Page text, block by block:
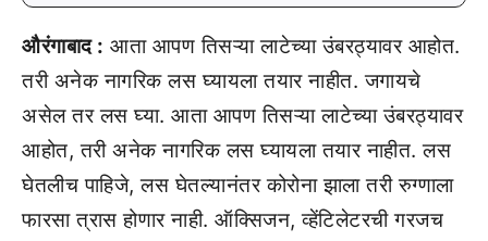
औरंगाबाद : आता आपण तिसऱ्या लाटेच्या उंबरठ्यावर आहोत.
तरी अनेक नागरिक लस घ्यायला तयार नाहीत. जगायचे
असेल तर लस घ्या. आता आपण तिसऱ्या लाटेच्या उंबरठ्यावर
आहोत, तरी अनेक नागरिक लस घ्यायला तयार नाहीत. लस
घेतलीच पाहिजे, लस घेतल्यानंतर कोरोना झाला तरी रुग्णाला
फारसा त्रास होणार नाही. ऑक्सिजन, व्हेंटिलेटरची गरजच